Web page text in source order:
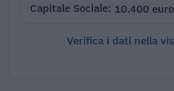
Capitale Sociale 10.400 euro
Verifica i dati nella